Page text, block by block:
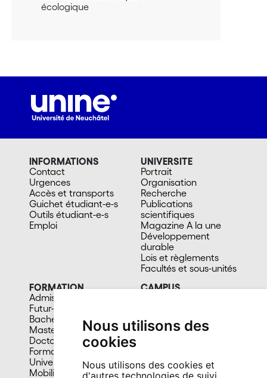
Nous utilisons des
cookies
Nous utilisons des cookies et
d'autres technologies de suivi
écologique
INFORMATIONS
Contact
Urgences
Accès et transports
Guichet étudiant-e-s
Outils étudiant-e-s
Emploi
UNIVERSITE
Portrait
Organisation
Recherche
Publications
scientifiques
Magazine A la une
Développement
durable
Lois et règlements
Facultés et sous-unités
FORMATION
Admission
Futur-e étudiant-e
Bachelors
Masters
Doctorat
Formation continue
Université du 3e âge
Mobilité
CAMPUS
Sports
Santé